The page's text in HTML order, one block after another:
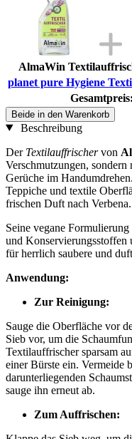
AlmaWin
planet pure Hygiene
Gesamtpreis:
Beide in den Warenkorb
Beschreibung
Der Textilauffrischervon
Verschmutzungen, sondern
Gerüche im
Teppiche und textile
frischen Duft nach Verbena.
Seine vegane
und Konservierungsstoffen
für herrlich saubere und
Anwendung:
Zur Reinigung:
Sauge die Oberfläche vor
Sieb vor, um die
Textilauffrischer sparsam
einer Bürste ein. Vermeide
darunterliegenden
sauge ihn erneut ab.
Zum Auffrischen: